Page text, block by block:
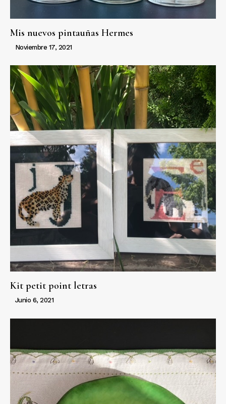
Mis nuevos pintauñas Hermes
Noviembre 17, 2021
Kit petit point letras
Junio 6, 2021